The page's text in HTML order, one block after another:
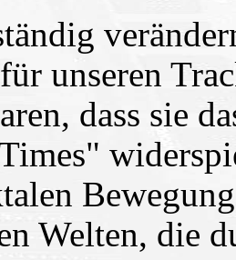
unseren
dass sie
Welten, die